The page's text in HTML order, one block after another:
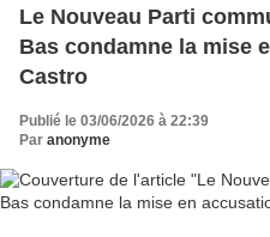
Le Nouveau Parti
Bas condamne la mise
Castro
Publié le 03/06/2026 à 22:39
Par anonyme